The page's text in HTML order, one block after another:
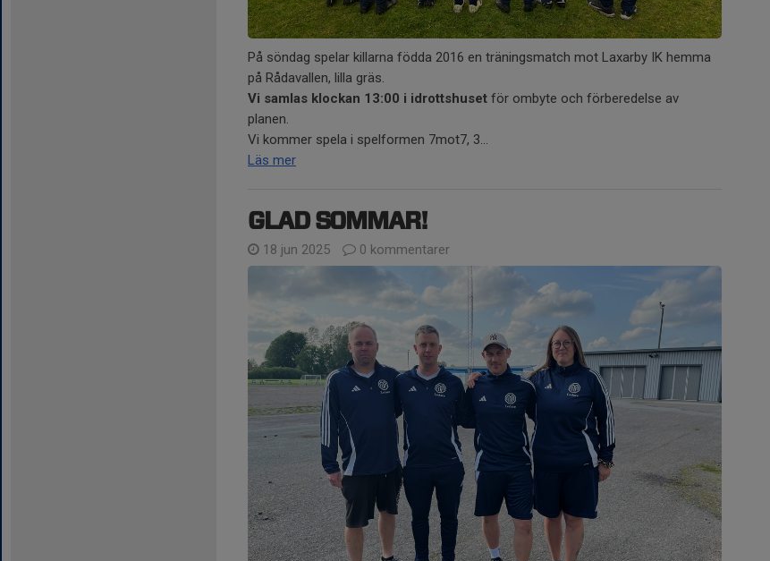
På söndag spelar killarna födda 2016 en träningsmatch mot Laxarby IK hemma
på Rådavallen, lilla gräs.
Vi samlas klockan 13:00 i idrottshuset för ombyte och förberedelse av
planen.
Vi kommer spela i spelformen 7mot7, 3...
Läs mer
GLAD SOMMAR!
18 jun 2025 0 kommentarer